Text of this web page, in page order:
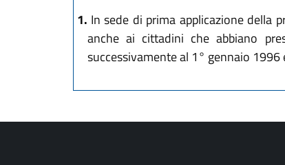
1. In sede di prima applicazione della
anche ai cittadini che abbiano
successivamente al 1° gennaio